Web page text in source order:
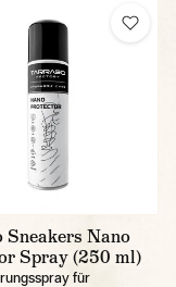
Sneakers Nano
Spray (250 ml)
für